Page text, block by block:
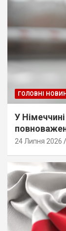
ГОЛОВНІ
У
стеження
24 Липня 2026